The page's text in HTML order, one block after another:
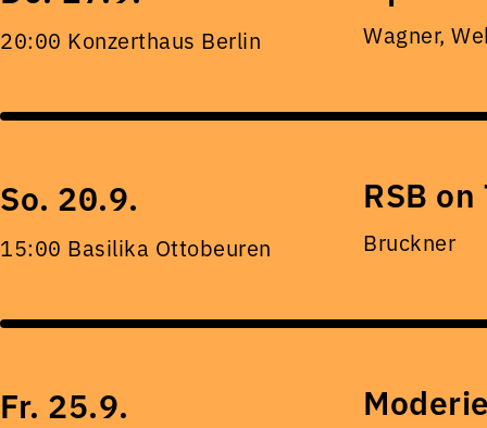
20:00 Konzerthaus Berlin Wagner,
So. 20.9.
15:00 Basilika Ottobeuren
RSB
Bruckner
Fr. 25.9.